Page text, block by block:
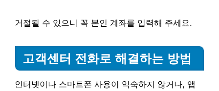
거절될 수 있으니 꼭 본인 계좌를 입력해 주세요.
고객센터 전화로 해결하는 방법
인터넷이나 스마트폰 사용이 익숙하지 않거나, 앱